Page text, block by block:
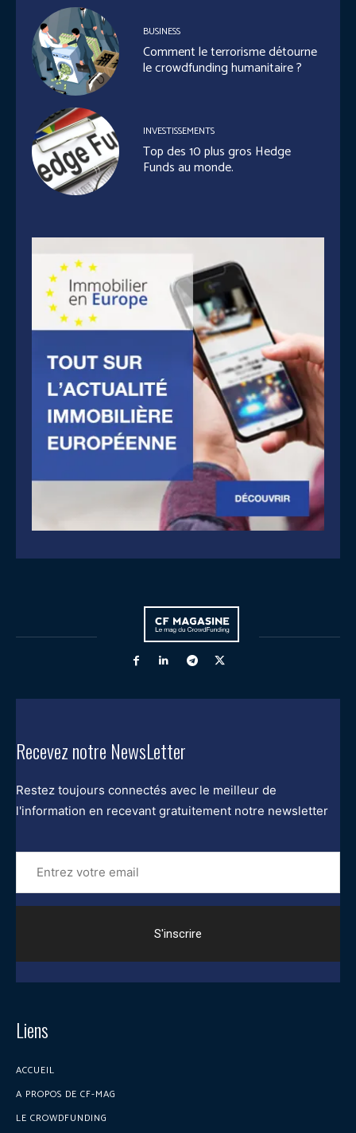
BUSINESS
Comment le terrorisme détourne
le crowdfunding humanitaire ?
INVESTISSEMENTS
Top des 10 plus gros Hedge
Funds au monde.
Recevez notre NewsLetter
Restez toujours connectés avec le meilleur de
l'information en recevant gratuitement notre newsletter
Entrez
votre
email
Liens
ACCUEIL
A PROPOS DE CF-MAG
LE CROWDFUNDING